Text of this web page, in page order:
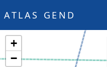
ATLAS GEND
+
−